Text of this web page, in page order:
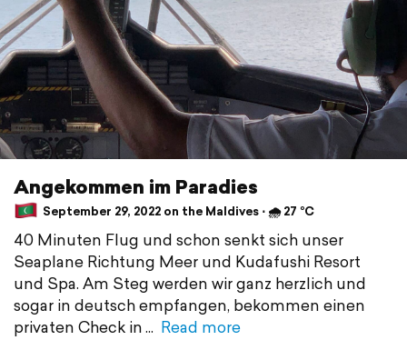
Angekommen im Paradies
September 29, 2022 on the Maldives ⋅ 🌧 27 °C
40 Minuten Flug und schon senkt sich unser
Seaplane Richtung Meer und Kudafushi Resort
und Spa. Am Steg werden wir ganz herzlich und
sogar in deutsch empfangen, bekommen einen
privaten Check in
Read more